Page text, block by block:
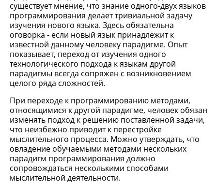
существует мнение, что знание одного-двух языков
программирования делает тривиальной задачу
изучения нового языка. Здесь обязательна
оговорка - если новый язык принадлежит к
известной данному человеку парадигме. Опыт
показывает, переход от изучения одного
технологического подхода к языкам другой
парадигмы всегда сопряжен с возникновением
целого ряда сложностей.
При переходе к программированию методами,
относящимися к другой парадигме, человек обязан
изменять подход к решению поставленной задачи,
что неизбежно приводит к перестройке
мыслительного процесса. Можно утверждать, что
овладение обучаемыми методами нескольких
парадигм программирования должно
сопровождаться несколькими способами
мыслительной деятельности.